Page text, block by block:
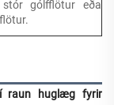
gólfflötur eða
raun huglæg fyrir